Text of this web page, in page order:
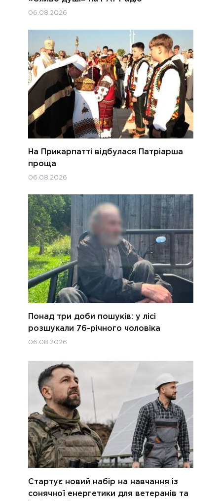
06.08.2026
На Прикарпатті відбулася Патріарша
проща
06.08.2026
Понад три доби пошуків: у лісі
розшукали 76-річного чоловіка
06.08.2026
Стартує новий набір на навчання із
сонячної енергетики для ветеранів та